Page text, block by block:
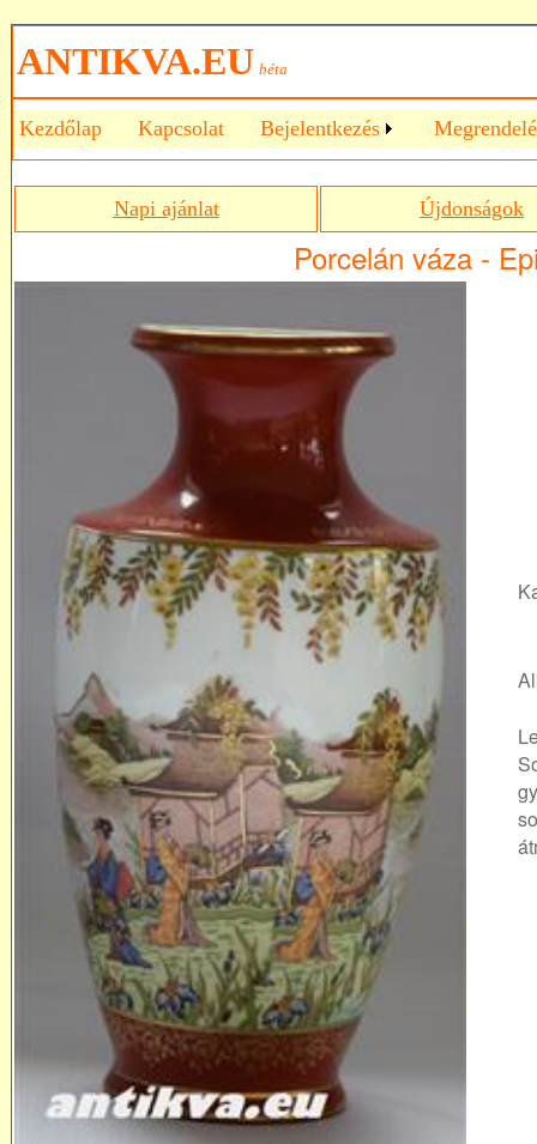
ANTIKVA.EU béta
Kezdőlap Kapcsolat Bejelentkezés
Napi ajánlat Újdonságok
Porcelán váza -